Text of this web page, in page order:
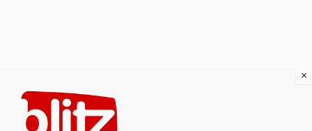
content
×